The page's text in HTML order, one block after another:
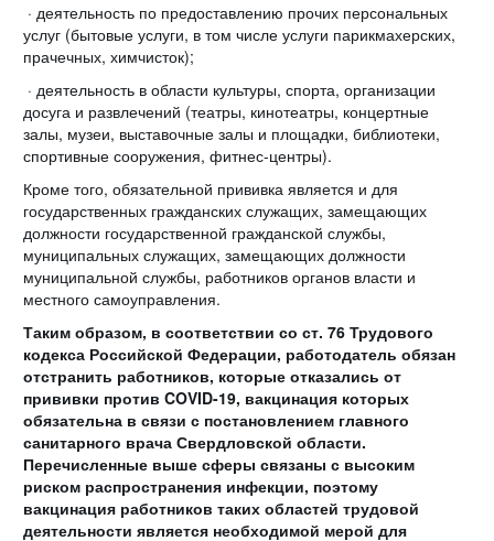
· деятельность по предоставлению прочих персональных
услуг (бытовые услуги, в том числе услуги парикмахерских,
прачечных, химчисток);
· деятельность в области культуры, спорта, организации
досуга и развлечений (театры, кинотеатры, концертные
залы, музеи, выставочные залы и площадки, библиотеки,
спортивные сооружения, фитнес-центры).
Кроме того, обязательной прививка является и для
государственных гражданских служащих, замещающих
должности государственной гражданской службы,
муниципальных служащих, замещающих должности
муниципальной службы, работников органов власти и
местного самоуправления.
Таким образом, в соответствии со ст. 76 Трудового
кодекса Российской Федерации, работодатель обязан
отстранить работников, которые отказались от
прививки против COVID-19, вакцинация которых
обязательна в связи с постановлением главного
санитарного врача Свердловской области.
Перечисленные выше сферы связаны с высоким
риском распространения инфекции, поэтому
вакцинация работников таких областей трудовой
деятельности является необходимой мерой для